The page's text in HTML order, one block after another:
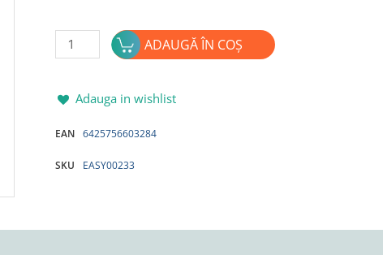
Cantitate
Jucarie
de
baloane
BABY
ADAUGĂ ÎN COȘ
Adauga in wishlist
EAN 6425756603284
SKU EASY00233